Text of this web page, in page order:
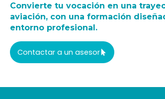
Convierte tu vocación en una
aviación, con una formación
entorno profesional.
Contactar a un asesor